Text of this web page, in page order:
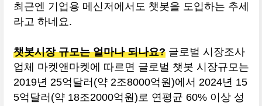
최근엔 기업용 메신저에서도 챗봇을 도입하는 추세
라고 하네요.
챗봇시장 규모는 얼마나 되나요?글로벌 시장조사
업체 마켓앤마켓에 따르면 글로벌 챗봇 시장규모는
2019년 25억달러(약 2조8000억원)에서 2024년 15
5억달러(약 18조2000억원)로 연평균 60% 이상 성